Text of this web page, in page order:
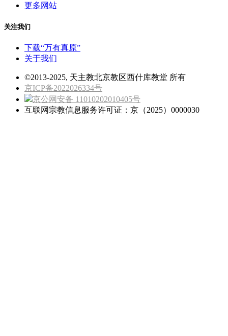
更多网站
关注我们
下载“万有真原”
关于我们
©2013-2025, 天主教北京教区西什库教堂 所有
京ICP备2022026334号
京公网安备 11010202010405号
互联网宗教信息服务许可证：京（2025）0000030